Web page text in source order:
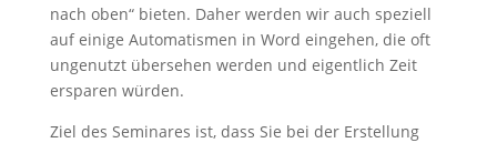
nach oben“ bieten. Daher werden wir auch speziell
auf einige Automatismen in Word eingehen, die oft
ungenutzt übersehen werden und eigentlich Zeit
ersparen würden.
Ziel des Seminares ist, dass Sie bei der Erstellung